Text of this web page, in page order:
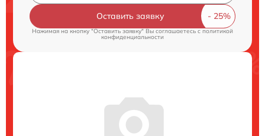
Оставить заявку
Нажимая на кнопку "Оставить заявку" Вы соглашаетесь cполитикой
конфиденциальности